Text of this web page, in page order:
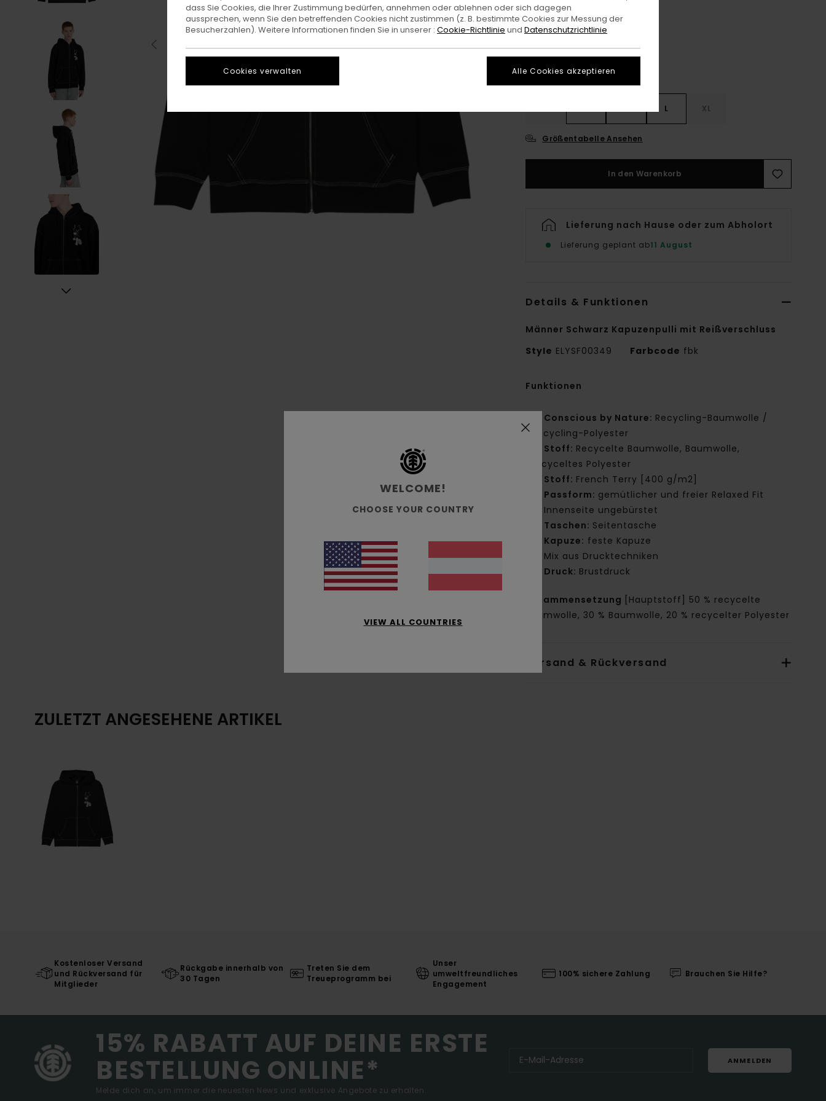
FarbeFlint Black
L XL
Größentabelle Ansehen
In den Warenkorb
Lieferung nach Hause oder zum Abholort
Lieferung geplant ab11 August
Details & Funktionen
Männer Schwarz Kapuzenpulli mit Reißverschluss
Style ELYSF00349 Farbcode fbk
Funktionen
Conscious by Nature: Recycling-Baumwolle /
Recycling-Polyester
Stoff: Recycelte Baumwolle, Baumwolle,
recyceltes Polyester
Stoff: French Terry [400 g/m2]
Passform: gemütlicher und freier Relaxed Fit
Innenseite ungebürstet
Taschen: Seitentasche
Kapuze: feste Kapuze
Mix aus Drucktechniken
Druck: Brustdruck
Zusammensetzung
[Hauptstoff] 50 % recycelte
Baumwolle, 30 % Baumwolle, 20 % recycelter Polyester
Versand & Rückversand
ZULETZT ANGESEHENE ARTIKEL
Kostenloser Versand
und Rückversand für
Mitglieder
Rückgabe innerhalb von
30 Tagen
Treten Sie dem
Treueprogramm bei
Unser
umweltfreundliches
Engagement
100% sichere Zahlung Brauchen Sie Hilfe?
15% RABATT AUF DEINE ERSTE
BESTELLUNG ONLINE*
Melde dich an, um immer die neuesten News und exklusive Angebote zu erhalten.
ANMELDEN
WELCOME!
CHOOSE YOUR COUNTRY
VIEW ALL COUNTRIES
dass Sie Cookies, die Ihrer Zustimmung bedürfen, annehmen oder ablehnen oder sich dagegen
aussprechen, wenn Sie den betreffenden Cookies nicht zustimmen (z. B. bestimmte Cookies zur Messung der
Besucherzahlen). Weitere Informationen finden Sie in unserer : Cookie-Richtlinie und Datenschutzrichtlinie
Cookies verwalten Alle Cookies akzeptieren